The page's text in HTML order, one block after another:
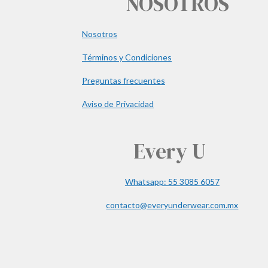
Nosotros
Términos y Condiciones
Preguntas frecuentes
Aviso de Privacidad
Every U
Whatsapp: 55 3085 6057
contacto@everyunderwear.com.mx